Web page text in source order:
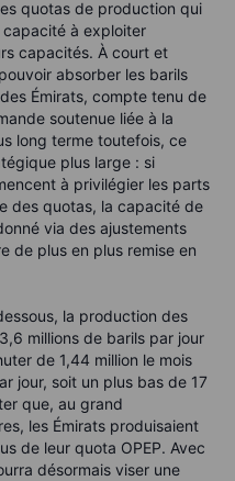
quotas de production qui
capacité à exploiter
capacités. À court et
absorber les barils
Émirats, compte tenu de
soutenue liée à la
long terme toutefois, ce
plus large : si
à privilégier les parts
des quotas, la capacité de
via des ajustements
de plus en plus remise en
la production des
millions de barils par jour
de 1,44 million le mois
jour, soit un plus bas de 17
que, au grand
les Émirats produisaient
de leur quota OPEP. Avec
désormais viser une